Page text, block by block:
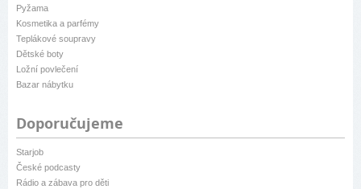
Pyžama
Kosmetika a parfémy
Teplákové soupravy
Dětské boty
Ložní povlečení
Bazar nábytku
Doporučujeme
Starjob
České podcasty
Rádio a zábava pro děti